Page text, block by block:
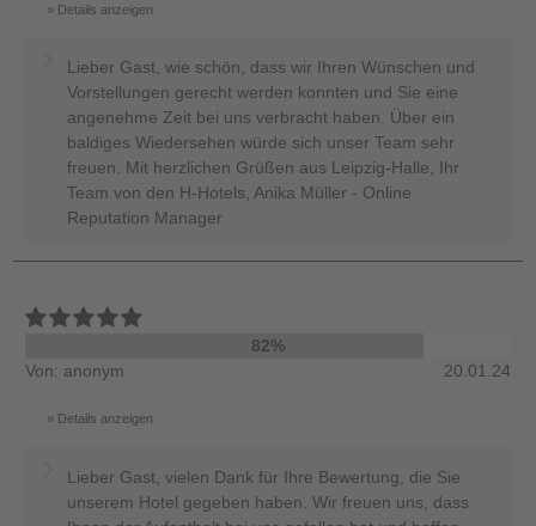
Details anzeigen
Lieber Gast, wie schön, dass wir Ihren Wünschen und
Vorstellungen gerecht werden konnten und Sie eine
angenehme Zeit bei uns verbracht haben. Über ein
baldiges Wiedersehen würde sich unser Team sehr
freuen. Mit herzlichen Grüßen aus Leipzig-Halle, Ihr
Team von den H-Hotels, Anika Müller - Online
Reputation Manager
82%
Von: anonym
20.01.24
Details anzeigen
Lieber Gast, vielen Dank für Ihre Bewertung, die Sie
unserem Hotel gegeben haben. Wir freuen uns, dass